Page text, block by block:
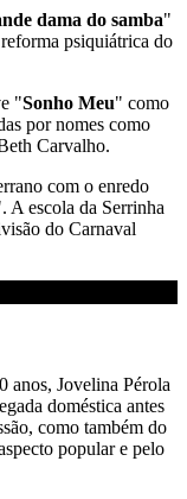
dama do samba"
psiquiátrica do
"Sonho Meu" como
por nomes como
Carvalho.
com o enredo
A escola da Serrinha
do Carnaval
anos, Jovelina Pérola
doméstica antes
como também do
popular e pelo